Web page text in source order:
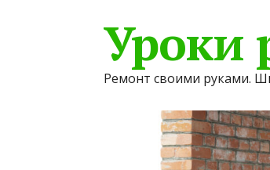
Уроки
Ремонт своими руками.